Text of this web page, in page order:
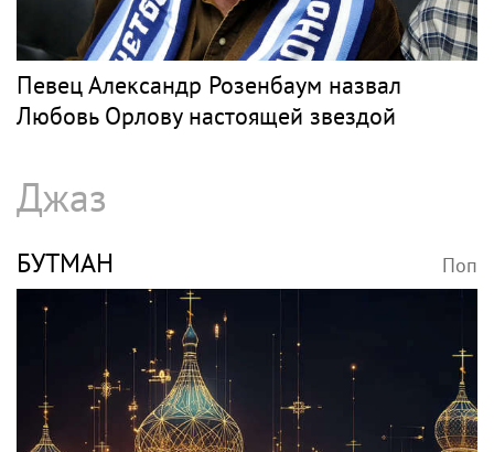
Певец Александр Розенбаум назвал
Любовь Орлову настоящей звездой
Джаз
БУТМАН Поп